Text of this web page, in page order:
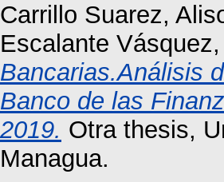
Carrillo Suarez,
Escalante
Bancarias.Análisis
Banco de las
2019. Otra thesis,
Managua.